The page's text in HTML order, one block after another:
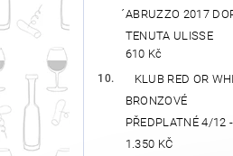
́ABRUZZO 2017
TENUTA ULISSE
610 Kč
KLUB RED OR
BRONZOVÉ
PŘEDPLATNÉ 4/12
1.350 KČ